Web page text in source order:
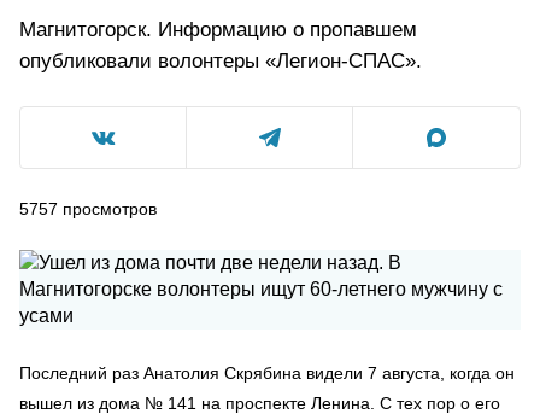
Магнитогорск. Информацию о пропавшем
опубликовали волонтеры «Легион-СПАС».
5757 просмотров
Последний раз Анатолия Скрябина видели 7 августа, когда он
вышел из дома № 141 на проспекте Ленина. С тех пор о его